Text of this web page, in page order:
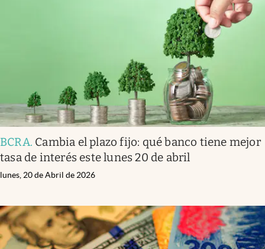
BCRA. Cambia el plazo fijo: qué banco tiene mejor
tasa de interés este lunes 20 de abril
lunes, 20 de Abril de 2026